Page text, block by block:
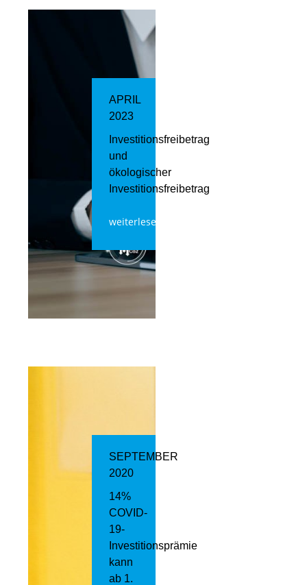
APRIL
2023
Investitionsfreibetrag
und
ökologischer
Investitionsfreibetrag
weiterlesen
SEPTEMBER
2020
14%
COVID-
19-
Investitionsprämie
kann
ab 1.